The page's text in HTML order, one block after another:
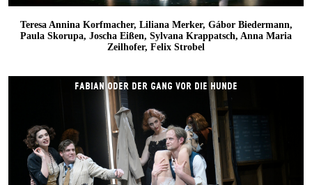
Teresa Annina Korfmacher, Liliana Merker, Gábor Biedermann,
Paula Skorupa, Joscha Eißen, Sylvana Krappatsch, Anna Maria
Zeilhofer, Felix Strobel
FABIAN ODER DER GANG VOR DIE HUNDE